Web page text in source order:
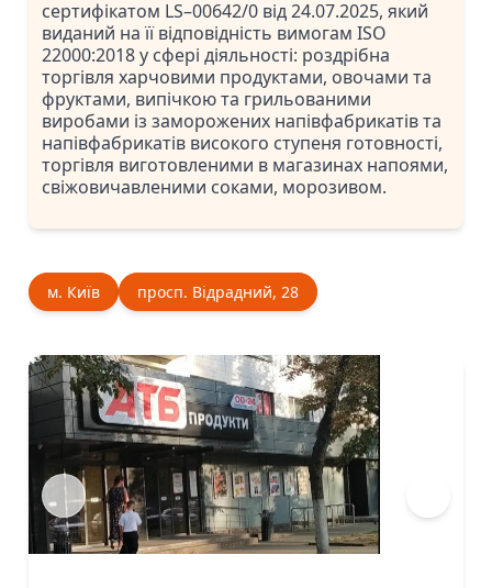
сертифікатом LS–00642/0 від 24.07.2025, який
виданий на її відповідність вимогам ISO
22000:2018 у сфері діяльності: роздрібна
торгівля харчовими продуктами, овочами та
фруктами, випічкою та грильованими
виробами із заморожених напівфабрикатів та
напівфабрикатів високого ступеня готовності,
торгівля виготовленими в магазинах напоями,
свіжовичавленими соками, морозивом.
м. Київ просп. Відрадний, 28